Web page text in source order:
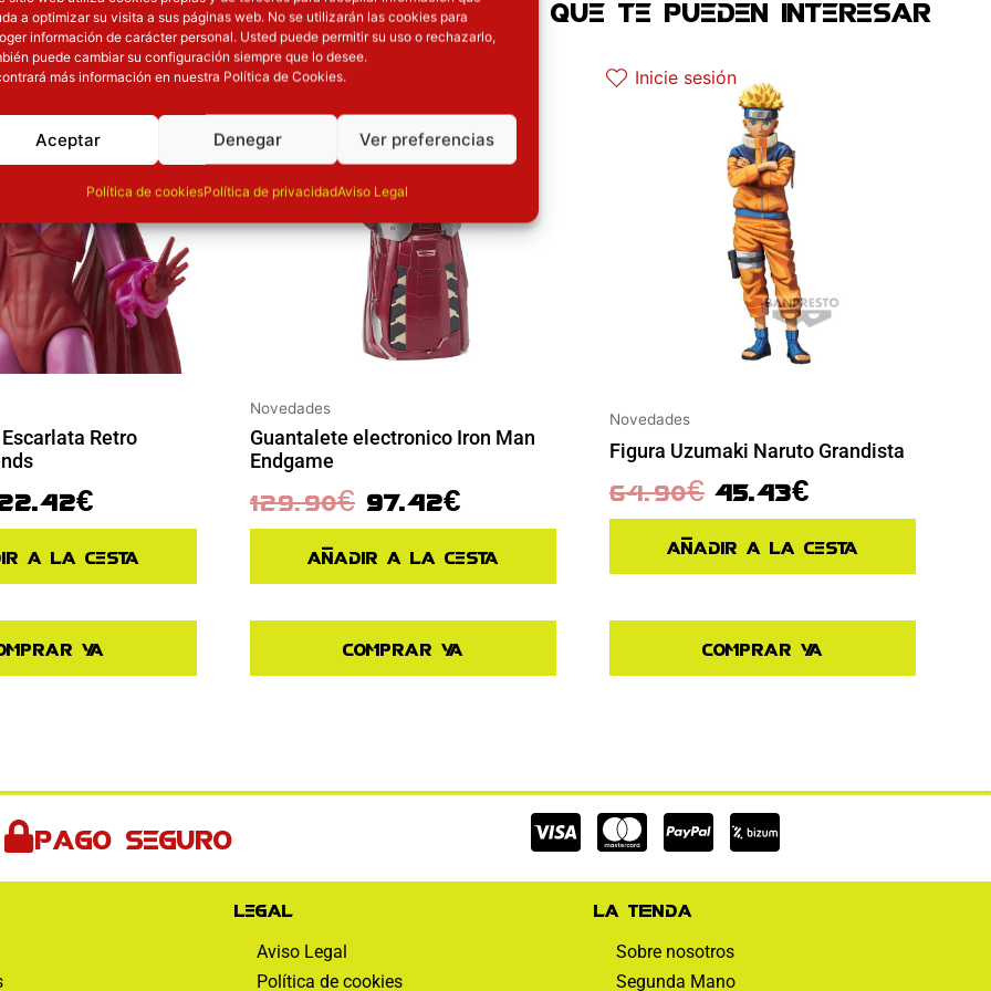
a optimizar su visita a sus páginas web. No se utilizarán las cookies para
información de carácter personal. Usted puede permitir su uso o rechazarlo,
puede cambiar su configuración siempre que lo desee.
más información en nuestra Política de Cookies.
Aceptar Denegar Ver preferencias
Política de cookiesPolítica de privacidadAviso Legal
OTROS PRODUCTOS QUE TE PUEDEN INTERESAR
Retro
original era: 29.90€.
€
El precio actual es: 22.42€.
a la cesta
ya
Inicie sesión
Novedades
Guantalete electronico Iron Man
Endgame
129.90€
El precio original era: 129.90€.
97.42€
El precio actual es: 97.42€.
Añadir a la cesta
Comprar ya
Inicie sesión
Novedades
Figura Uzumaki Naruto Grandista
64.90€ 45.43€
Añadir a la cesta
Comprar ya
Pago seguro
Cc-
visa
Cc-
mastercard
Cc-
paypal
Legal
Aviso Legal
Política de cookies
La tienda
Sobre nosotros
Segunda Mano